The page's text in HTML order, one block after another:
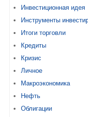
Инвестиционная идея
Инструменты
Итоги торговли
Кредиты
Кризис
Личное
Макроэкономика
Нефть
Облигации